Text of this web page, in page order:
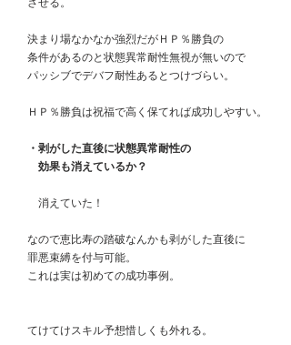
させる。
決まり場なかなか強烈だがＨＰ％勝負の
条件があるのと状態異常耐性無視が無いので
パッシブでデバフ耐性あるとつけづらい。
ＨＰ％勝負は祝福で高く保てれば成功しやすい。
・剥がした直後に状態異常耐性の
効果も消えているか？
消えていた！
なので恵比寿の踏破なんかも剥がした直後に
罪悪束縛を付与可能。
これは実は初めての成功事例。
てけてけスキル予想惜しくも外れる。